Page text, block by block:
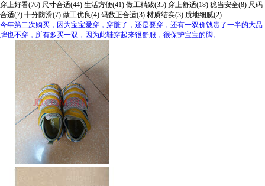
穿上好看(76) 尺寸合适(44) 生活方便(41) 做工精致(35) 穿上舒适(18) 稳当安全(8) 尺码
合适(7) 十分防滑(7) 做工优良(4) 码数正合适(3) 材质结实(3) 质地细腻(2)
今年第二次购买，因为宝宝爱穿，穿脏了，还是要穿，还有一双价钱贵了一半的大品
牌也不穿，所有多买一双，因为此鞋穿起来很舒服，很保护宝宝的脚。